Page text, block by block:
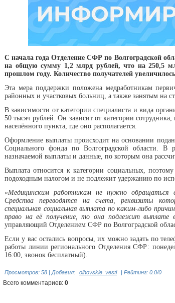
С начала года Отделение СФР по Волгоградской
на общую сумму 1,2 млрд рублей, что на 250,5
прошлом году. Количество получателей
Эта мера поддержки положена медработникам
районных и участковых больниц, а также занятым на
В зависимости от категории специалиста и вида
50 тысяч рублей. Он зависит от категории
населённого пункта, где оно располагается.
Оформление выплаты происходит на основании
Социального фонда по Волгоградской области. В
назначаемой выплаты и данные, по которым она
Выплата относится к категории социальных,
подоходным налогом и не подлежит удержанию по
«Медицинским работникам не нужно обращаться
Средства переводятся на счета, реквизиты
специальная социальная выплата по каким-либо
право на её получение, то она подлежит выплате
управляющий Отделением СФР по Волгоградской
Если у вас остались вопросы, их можно задать по
работы линии регионального Отделения СФР:
16:00, звонок бесплатный).
Просмотров: 58 | Добавил: olhovskie_vesti | Рейтинг: 0.0/0
Всего комментариев: 0